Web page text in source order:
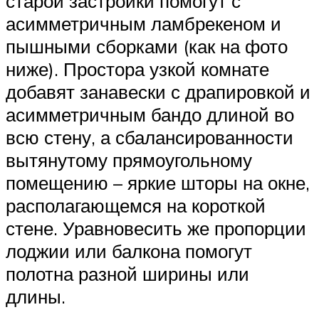
асимметричным ламбрекеном и
пышными сборками (как на фото
ниже). Простора узкой комнате
добавят занавески с драпировкой и
асимметричным бандо длиной во
всю стену, а сбалансированности
вытянутому прямоугольному
помещению – яркие шторы на окне,
располагающемся на короткой
стене. Уравновесить же пропорции
лоджии или балкона помогут
полотна разной ширины или
длины.